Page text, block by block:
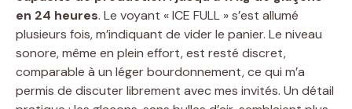
en 24 heures. Le voyant « ICE FULL » s’est allumé
plusieurs fois, m’indiquant de vider le panier. Le niveau
sonore, même en plein effort, est resté discret,
comparable à un léger bourdonnement, ce qui m’a
permis de discuter librement avec mes invités. Un détail